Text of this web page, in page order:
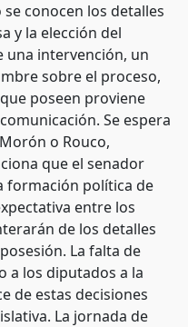
conocen los detalles
y la elección del
intervención, un
sobre el proceso,
poseen proviene
Se espera
o Rouco,
que el senador
formación política de
entre los
de los detalles
La falta de
a los diputados a la
de estas decisiones
La jornada de